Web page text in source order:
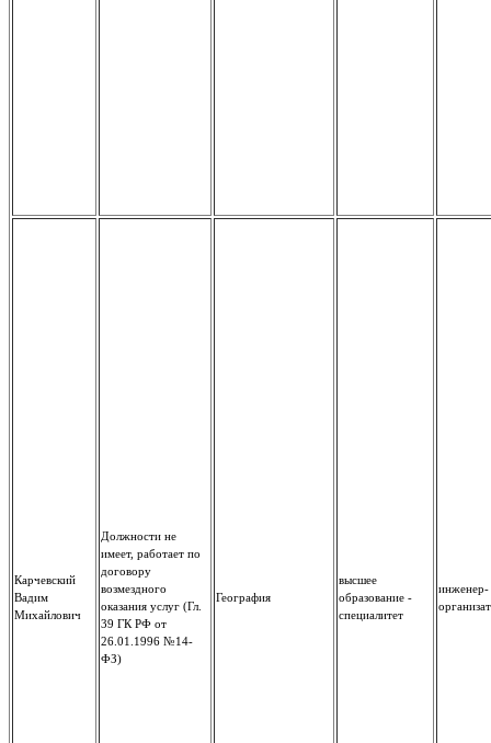
Карчевский
Вадим
Михайлович
Должности не
имеет, работает по
договору
возмездного
оказания услуг (Гл.
39 ГК РФ от
26.01.1996 №14-
ФЗ)
География
высшее
образование -
специалитет
инженер-